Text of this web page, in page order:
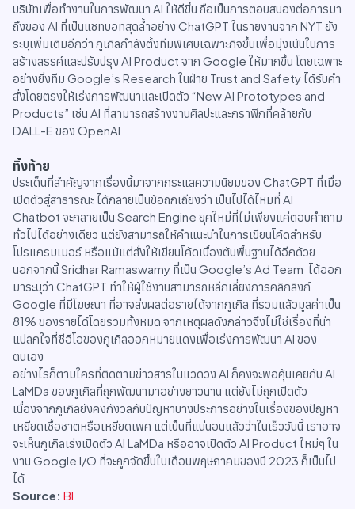
บริษัทเพื่อทำงานในการพัฒนา AI ให้ดีขึ้น ถือเป็นการตอบสนองต่อการมา
ถึงของ AI ที่เป็นแชทบอทสุดล้ำอย่าง ChatGPT ในรายงานจาก NYT ยัง
ระบุเพิ่มเติมอีกว่า กูเกิลกำลังตั้งทีมพิเศษเฉพาะกิจขึ้นเพื่อมุ่งเน้นในการ
สร้างสรรค์และปรับปรุง AI Product จาก Google ให้มากขึ้น โดยเฉพาะ
อย่างยิ่งทีม Google’s Research ในฝ่าย Trust and Safety ได้รับคำ
สั่งโดยตรงให้เร่งการพัฒนาและเปิดตัว “New AI Prototypes and
Products” เช่น AI ที่สามารถสร้างงานศิลปะและกราฟิกที่คล้ายกับ
DALL-E ของ OpenAI
ทิ้งท้าย
ประเด็นที่สำคัญจากเรื่องนี้มาจากกระแสความนิยมของ ChatGPT ที่เมื่อ
เปิดตัวสู่สาธารณะ ได้กลายเป็นข้อถกเถียงว่า เป็นไปได้ไหมที่ AI
Chatbot จะกลายเป็น Search Engine ยุคใหม่ที่ไม่เพียงแค่ตอบคำถาม
ทั่วไปได้อย่างเดียว แต่ยังสามารถให้คำแนะนำในการเขียนโค้ดสำหรับ
โปรแกรมเมอร์ หรือแม้แต่สั่งให้เขียนโค้ดเบื้องต้นพื้นฐานได้อีกด้วย
นอกจากนี้ Sridhar Ramaswamy ที่เป็น Google’s Ad Team ได้ออก
มาระบุว่า ChatGPT ทำให้ผู้ใช้งานสามารถหลีกเลี่ยงการคลิกลิงก์
Google ที่มีโฆษณา ที่อาจส่งผลต่อรายได้จากกูเกิล ที่รวมแล้วมูลค่าเป็น
81% ของรายได้โดยรวมทั้งหมด จากเหตุผลดังกล่าวจึงไม่ใช่เรื่องที่น่า
แปลกใจที่ซีอีโอของกูเกิลออกหมายแดงเพื่อเร่งการพัฒนา AI ของ
ตนเอง
อย่างไรก็ตามใครที่ติดตามข่าวสารในแวดวง AI ก็คงจะพอคุ้นเคยกับ AI
LaMDa ของกูเกิลที่ถูกพัฒนามาอย่างยาวนาน แต่ยังไม่ถูกเปิดตัว
เนื่องจากกูเกิลยังคงกังวลกับปัญหาบางประการอย่างในเรื่องของปัญหา
เหยียดเชื้อชาตหรือเหยียดเพศ แต่เป็นที่แน่นอนแล้วว่าในเร็ววันนี้ เราอาจ
จะเห็นกูเกิลเร่งเปิดตัว AI LaMDa หรืออาจเปิดตัว AI Product ใหม่ๆ ใน
งาน Google I/O ที่จะถูกจัดขึ้นในเดือนพฤษภาคมของปี 2023 ก็เป็นไป
ได้
Source: BI